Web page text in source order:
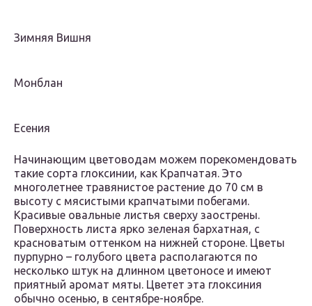
Зимняя Вишня
Монблан
Есения
Начинающим цветоводам можем порекомендовать
такие сорта глоксинии, как Крапчатая. Это
многолетнее травянистое растение до 70 см в
высоту с мясистыми крапчатыми побегами.
Красивые овальные листья сверху заострены.
Поверхность листа ярко зеленая бархатная, с
красноватым оттенком на нижней стороне. Цветы
пурпурно – голубого цвета располагаются по
несколько штук на длинном цветоносе и имеют
приятный аромат мяты. Цветет эта глоксиния
обычно осенью, в сентябре-ноябре.